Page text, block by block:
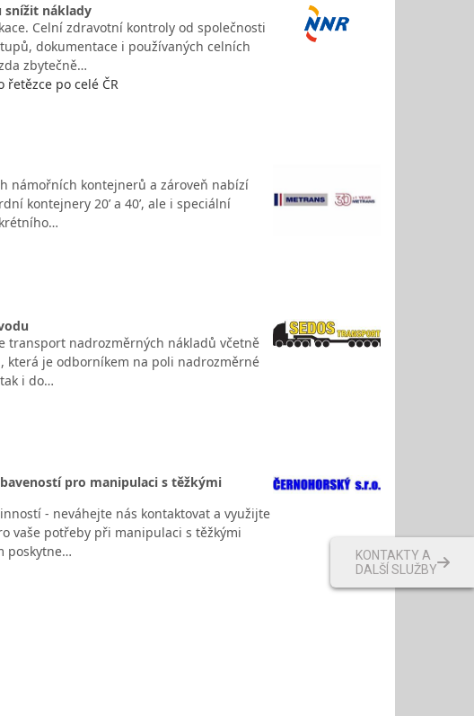
snížit náklady
Celní zdravotní kontroly od společnosti
dokumentace i používaných celních
zbytečně…
po celé ČR
námořních kontejnerů a zároveň nabízí
kontejnery 20’ a 40’, ale i speciální
transport nadrozměrných nákladů včetně
která je odborníkem na poli nadrozměrné
i do…
pro manipulaci s těžkými
- neváhejte nás kontaktovat a využijte
vaše potřeby při manipulaci s těžkými
poskytne…
KONTAKTY A
DALŠÍ SLUŽBY